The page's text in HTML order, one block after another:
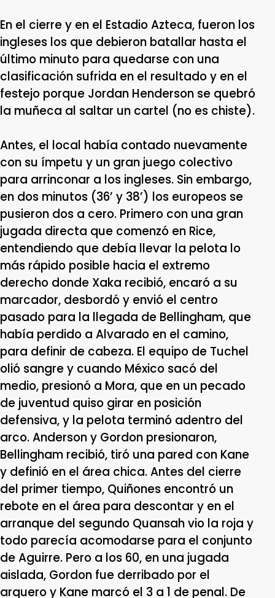
En el cierre y en el Estadio Azteca, fueron los
ingleses los que debieron batallar hasta el
último minuto para quedarse con una
clasificación sufrida en el resultado y en el
festejo porque Jordan Henderson se quebró
la muñeca al saltar un cartel (no es chiste).
Antes, el local había contado nuevamente
con su ímpetu y un gran juego colectivo
para arrinconar a los ingleses. Sin embargo,
en dos minutos (36’ y 38’) los europeos se
pusieron dos a cero. Primero con una gran
jugada directa que comenzó en Rice,
entendiendo que debía llevar la pelota lo
más rápido posible hacia el extremo
derecho donde Xaka recibió, encaró a su
marcador, desbordó y envió el centro
pasado para la llegada de Bellingham, que
había perdido a Alvarado en el camino,
para definir de cabeza. El equipo de Tuchel
olió sangre y cuando México sacó del
medio, presionó a Mora, que en un pecado
de juventud quiso girar en posición
defensiva, y la pelota terminó adentro del
arco. Anderson y Gordon presionaron,
Bellingham recibió, tiró una pared con Kane
y definió en el área chica. Antes del cierre
del primer tiempo, Quiñones encontró un
rebote en el área para descontar y en el
arranque del segundo Quansah vio la roja y
todo parecía acomodarse para el conjunto
de Aguirre. Pero a los 60, en una jugada
aislada, Gordon fue derribado por el
arquero y Kane marcó el 3 a 1 de penal. De